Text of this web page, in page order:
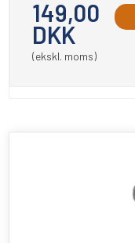
149,00
DKK
(ekskl. moms)